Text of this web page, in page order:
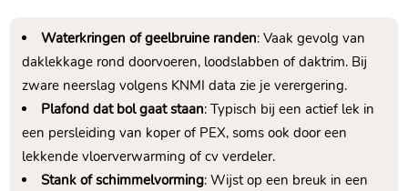
Waterkringen of geelbruine randen: Vaak gevolg van
daklekkage rond doorvoeren, loodslabben of daktrim.​ Bij
zware neerslag volgens KNMI data zie je verergering.​
Plafond dat bol gaat staan: Typisch bij een actief lek in
een persleiding van koper of PEX, soms ook door een
lekkende vloerverwarming of cv verdeler.​
Stank of schimmelvorming: Wijst op een breuk in een